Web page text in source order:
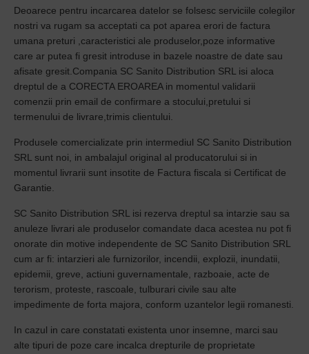
Deoarece pentru incarcarea datelor se folsesc serviciile colegilor
nostri va rugam sa acceptati ca pot aparea erori de factura
umana preturi ,caracteristici ale produselor,poze informative
care ar putea fi gresit introduse in bazele noastre de date sau
afisate gresit.Compania SC Sanito Distribution SRL isi aloca
dreptul de a CORECTA EROAREA in momentul validarii
comenzii prin email de confirmare a stocului,pretului si
termenului de livrare,trimis clientului.
Produsele comercializate prin intermediul SC Sanito Distribution
SRL sunt noi, in ambalajul original al producatorului si in
momentul livrarii sunt insotite de Factura fiscala si Certificat de
Garantie.
SC Sanito Distribution SRL isi rezerva dreptul sa intarzie sau sa
anuleze livrari ale produselor comandate daca acestea nu pot fi
onorate din motive independente de SC Sanito Distribution SRL
cum ar fi: intarzieri ale furnizorilor, incendii, explozii, inundatii,
epidemii, greve, actiuni guvernamentale, razboaie, acte de
terorism, proteste, rascoale, tulburari civile sau alte
impedimente de forta majora, conform uzantelor legii romanesti.
In cazul in care constatati existenta unor insemne, marci sau
alte tipuri de poze care incalca drepturile de proprietate